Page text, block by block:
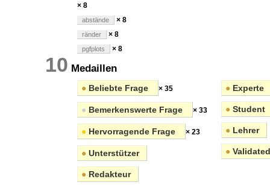
× 8
abstände × 8
ränder × 8
pgfplots × 8
10 Medaillen
● Beliebte Frage × 35
● Bemerkenswerte Frage × 33
● Hervorragende Frage × 23
● Unterstützer
● Redakteur
● Experte
● Student
● Lehrer
●